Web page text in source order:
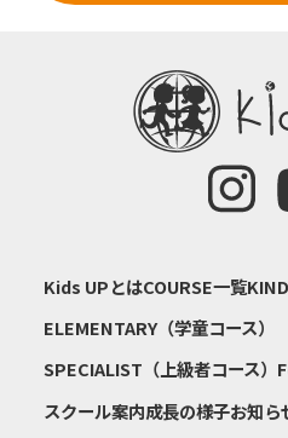
Kids UPとはCOURSE一覧
ELEMENTARY（学童コース）
SPECIALIST（上級者コース）
スクール案内成長の様子お知ら